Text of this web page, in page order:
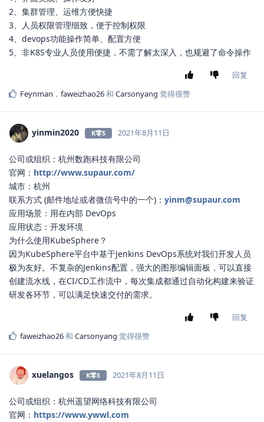
2、集群管理、运维方便快捷
3、人员权限管理细致，便于控制权限
4、devops功能操作简单、配置方便
5、非K8S专业人员使用便捷，不需了解太深入，也规避了命令操作
回复
Feynman ， faweizhao26和 Carsonyang 觉得很赞
yinmin2020 K零S 2021年8月11日
公司或组织：杭州数跑科技有限公司
官网： http://www.supaur.com/
城市：杭州
联系方式 (邮件地址或者微信号中的一个)： yinm@supaur.com
应用场景：用在内部 DevOps
应用状态：开发环境
为什么使用KubeSphere？
因为KubeSphere平台中基于Jenkins DevOps系统对我们开发人员
极为友好。不复杂的Jenkins配置，强大的图形编辑面板，可以直接
创建流水线，在CI/CD工作流中，每次集成都通过自动化构建来验证
研发各环节，可以满足快速交付的需求。
回复
faweizhao26和 Carsonyang 觉得很赞
xuelangos K零S 2021年8月11日
公司或组织：杭州遥望网络科技有限公司
官网： https://www.ywwl.com